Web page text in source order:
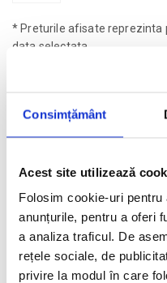
Consimțământ
Acest site utilizează
Folosim cookie-uri
anunțurile, pentru a oferi
a analiza traficul. De
rețele sociale, de
privire la modul în care
* Preturile afisate reprezinta
data selectata
Descriere hotel
km de Playa Punta
international Cancun.
Facilitati hotel